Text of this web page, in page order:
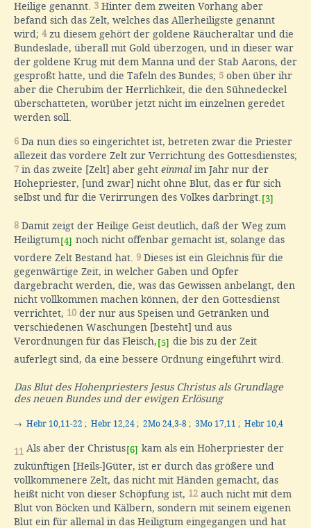
Heilige genannt. 3 Hinter dem zweiten Vorhang aber
befand sich das Zelt, welches das Allerheiligste genannt
wird; 4zu diesem gehört der goldene Räucheraltar und die
Bundeslade, überall mit Gold überzogen, und in dieser war
der goldene Krug mit dem Manna und der Stab Aarons, der
gesproßt hatte, und die Tafeln des Bundes; 5 oben über ihr
aber die Cherubim der Herrlichkeit, die den Sühnedeckel
überschatteten, worüber jetzt nicht im einzelnen geredet
werden soll.
6 Da nun dies so eingerichtet ist, betreten zwar die Priester
allezeit das vordere Zelt zur Verrichtung des Gottesdienstes;
7 in das zweite [Zelt] aber geht einmal im Jahr nur der
Hohepriester, [und zwar] nicht ohne Blut, das er für sich
selbst und für die Verirrungen des Volkes darbringt. [3]
8 Damit zeigt der Heilige Geist deutlich, daß der Weg zum
Heiligtum [4] noch nicht offenbar gemacht ist, solange das
vordere Zelt Bestand hat. 9 Dieses ist ein Gleichnis für die
gegenwärtige Zeit, in welcher Gaben und Opfer
dargebracht werden, die, was das Gewissen anbelangt, den
nicht vollkommen machen können, der den Gottesdienst
verrichtet, 10 der nur aus Speisen und Getränken und
verschiedenen Waschungen [besteht] und aus
Verordnungen für das Fleisch, [5] die bis zu der Zeit
auferlegt sind, da eine bessere Ordnung eingeführt wird.
Das Blut des Hohenpriesters Jesus Christus als Grundlage
des neuen Bundes und der ewigen Erlösung
→ Hebr 10,11-22 ; Hebr 12,24 ; 2Mo 24,3-8 ; 3Mo 17,11 ; Hebr 10,4
11 Als aber der Christus[6] kam als ein Hoherpriester der
zukünftigen [Heils-]Güter, ist er durch das größere und
vollkommenere Zelt, das nicht mit Händen gemacht, das
heißt nicht von dieser Schöpfung ist, 12 auch nicht mit dem
Blut von Böcken und Kälbern, sondern mit seinem eigenen
Blut ein für allemal in das Heiligtum eingegangen und hat